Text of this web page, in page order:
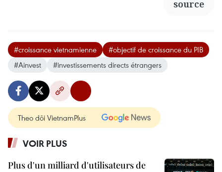
source
#croissance vietnamienne
#objectif de croissance du PIB
#Ainvest
#investissements directs étrangers
Theo dõi VietnamPlus
VOIR PLUS
Plus d'un milliard d'utilisateurs de